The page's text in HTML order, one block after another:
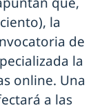
la
de
la
online. Una
a las